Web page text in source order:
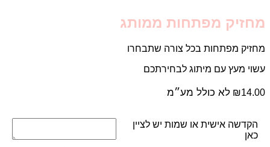
מחזיק מפתחות ממותג
מחזיק מפתחות בכל צורה שתבחרו
עשוי מעץ עם מיתוג לבחירתכם
₪14.00 לא כולל מע״מ
הקדשה אישית או שמות יש לציין
כאן